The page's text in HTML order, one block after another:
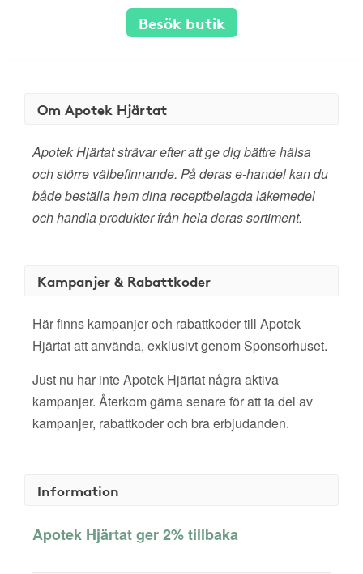
Besök butik
Om Apotek Hjärtat
Apotek Hjärtat strävar efter att ge dig bättre hälsa
och större välbefinnande. På deras e-handel kan du
både beställa hem dina receptbelagda läkemedel
och handla produkter från hela deras sortiment.
Kampanjer & Rabattkoder
Här finns kampanjer och rabattkoder till Apotek
Hjärtat att använda, exklusivt genom Sponsorhuset.
Just nu har inte Apotek Hjärtat några aktiva
kampanjer. Återkom gärna senare för att ta del av
kampanjer, rabattkoder och bra erbjudanden.
Information
Apotek Hjärtat ger 2% tillbaka